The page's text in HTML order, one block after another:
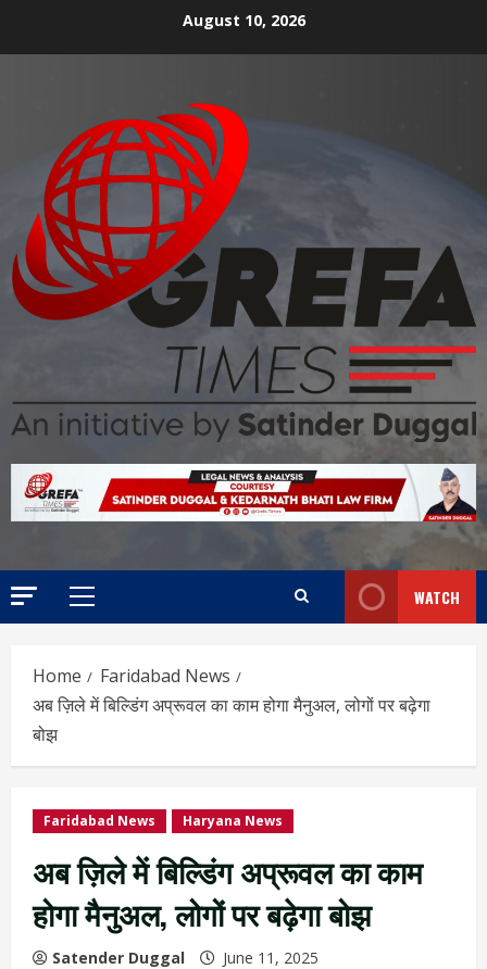
August 10, 2026
WATCH
Home
Faridabad News
अब ज़िले में बिल्डिंग अप्रूवल का काम होगा मैनुअल, लोगों पर बढ़ेगा
बोझ
Faridabad News Haryana News
अब ज़िले में बिल्डिंग अप्रूवल का काम
होगा मैनुअल, लोगों पर बढ़ेगा बोझ
Satender Duggal June 11, 2025